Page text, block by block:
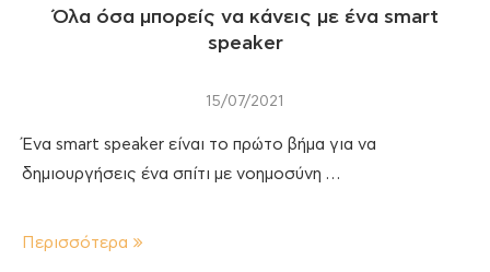
Όλα όσα μπορείς να κάνεις με ένα smart
speaker
15/07/2021
Ένα smart speaker είναι το πρώτο βήμα για να
δημιουργήσεις ένα σπίτι με νοημοσύνη …
Περισσότερα